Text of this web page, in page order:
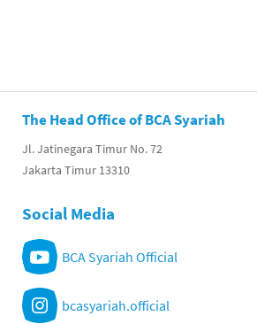
The Head Office of BCA Syariah
Jl. Jatinegara Timur No. 72
Jakarta Timur 13310
Social Media
BCA Syariah Official
bcasyariah.official